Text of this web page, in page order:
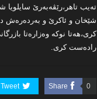
تەیب تاهر،رێڤەبەرێ سایلویا
رادەست کری.
Share 0
Tweet